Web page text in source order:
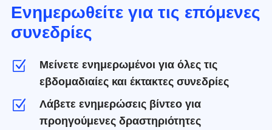
Ενημερωθείτε για τις επόμενες
συνεδρίες
Z
Μείνετε ενημερωμένοι για όλες τις
εβδομαδιαίες και έκτακτες συνεδρίες
Z
Λάβετε ενημερώσεις βίντεο για
προηγούμενες δραστηριότητες